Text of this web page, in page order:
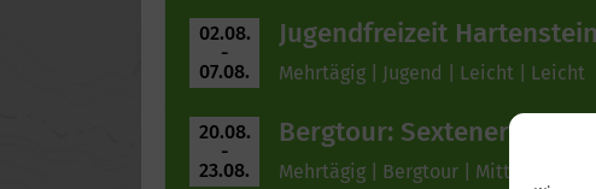
02.08.
-
07.08.
Jugendfreizeit Hartenstein
Mehrtägig | Jugend | Leicht | Leicht
20.08.
-
23.08.
Bergtour: Sextener
Mehrtägig | Bergtour | Mittel | Mittel